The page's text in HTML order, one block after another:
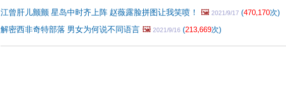
江曾肝儿颤颤 星岛中时齐上阵 赵薇露脸拼图让我笑喷！
🖼️ 2021/9/17 (470,170次)
解密西非奇特部落 男女为何说不同语言 🖼️ 2021/9/16 (213,669次)